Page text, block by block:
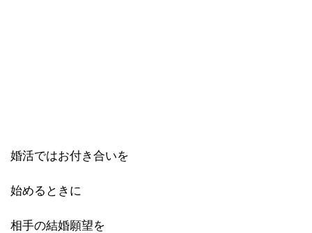
婚活ではお付き合いを
始めるときに
相手の結婚願望を